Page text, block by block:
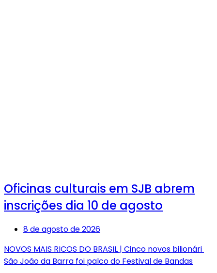
Oficinas culturais em SJB abrem
inscrições dia 10 de agosto
8 de agosto de 2026
NOVOS MAIS RICOS DO BRASIL | Cinco novos bilionári
São João da Barra foi palco do Festival de Bandas